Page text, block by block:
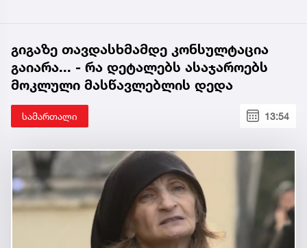
გიგაზე თავდასხმამდე კონსულტაცია
გაიარა... - რა დეტალებს ასაჯაროებს
მოკლული მასწავლებლის დედა
სამართალი 13:54